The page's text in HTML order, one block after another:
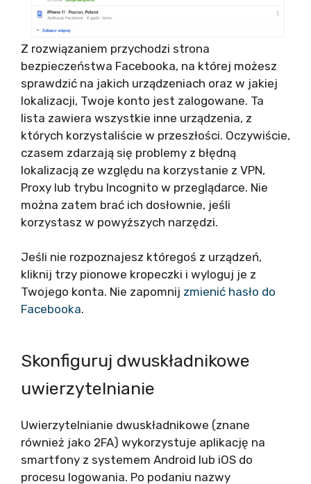
Z rozwiązaniem przychodzi strona
bezpieczeństwa Facebooka, na której możesz
sprawdzić na jakich urządzeniach oraz w jakiej
lokalizacji, Twoje konto jest zalogowane. Ta
lista zawiera wszystkie inne urządzenia, z
których korzystaliście w przeszłości. Oczywiście,
czasem zdarzają się problemy z błędną
lokalizacją ze względu na korzystanie z VPN,
Proxy lub trybu Incognito w przeglądarce. Nie
można zatem brać ich dosłownie, jeśli
korzystasz w powyższych narzędzi.
Jeśli nie rozpoznajesz któregoś z urządzeń,
kliknij trzy pionowe kropeczki i wyloguj je z
Twojego konta. Nie zapomnij zmienić hasło do
Facebooka.
Skonfiguruj dwuskładnikowe
uwierzytelnianie
Uwierzytelnianie dwuskładnikowe (znane
również jako 2FA) wykorzystuje aplikację na
smartfony z systemem Android lub iOS do
procesu logowania. Po podaniu nazwy